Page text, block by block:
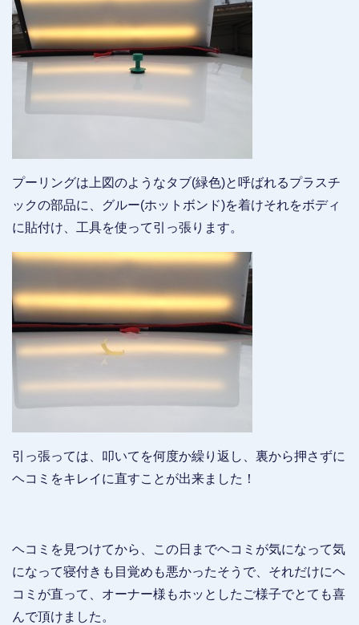
プーリングは上図のようなタブ(緑色)と呼ばれるプラスチ
ックの部品に、グルー(ホットボンド)を着けそれをボディ
に貼付け、工具を使って引っ張ります。
引っ張っては、叩いてを何度か繰り返し、裏から押さずに
ヘコミをキレイに直すことが出来ました！
ヘコミを見つけてから、この日までヘコミが気になって気
になって寝付きも目覚めも悪かったそうで、それだけにヘ
コミが直って、オーナー様もホッとしたご様子でとても喜
んで頂けました。